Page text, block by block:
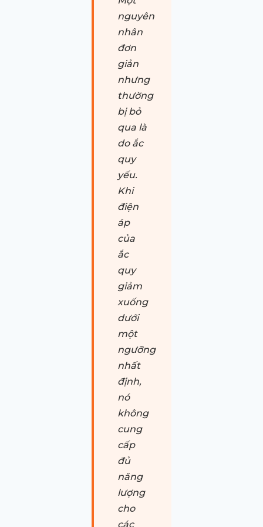
nguyên
nhân
đơn
giản
nhưng
thường
bị bỏ
qua là
do ắc
quy
yếu.
Khi
điện
áp
của
ắc
quy
giảm
xuống
dưới
một
ngưỡng
nhất
định,
nó
không
cung
cấp
đủ
năng
lượng
cho
các